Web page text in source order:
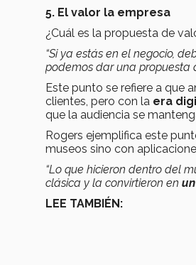
5. El valor la empresa
¿Cuál es la propuesta de
“Si ya estás en el negocio,
podemos dar una propuesta
Este punto se refiere a que
clientes, pero con la era
que la audiencia se
Rogers ejemplifica este
museos sino con
“Lo que hicieron dentro del
clásica y la convirtieron en
LEE TAMBIÉN: